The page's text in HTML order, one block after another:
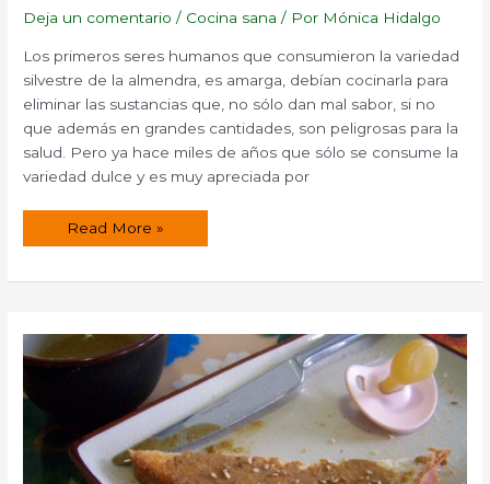
Deja un comentario / Cocina sana / Por Mónica Hidalgo
Los primeros seres humanos que consumieron la variedad
silvestre de la almendra, es amarga, debían cocinarla para
eliminar las sustancias que, no sólo dan mal sabor, si no
que además en grandes cantidades, son peligrosas para la
salud. Pero ya hace miles de años que sólo se consume la
variedad dulce y es muy apreciada por
Propiedades
Read More »